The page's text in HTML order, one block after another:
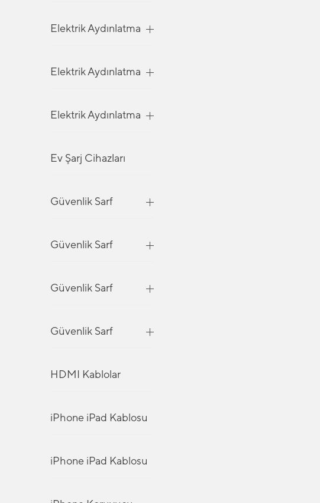
Elektrik Aydınlatma
Elektrik Aydınlatma
Elektrik Aydınlatma
Ev Şarj Cihazları
Güvenlik Sarf
Güvenlik Sarf
Güvenlik Sarf
Güvenlik Sarf
HDMI Kablolar
iPhone iPad Kablosu
iPhone iPad Kablosu